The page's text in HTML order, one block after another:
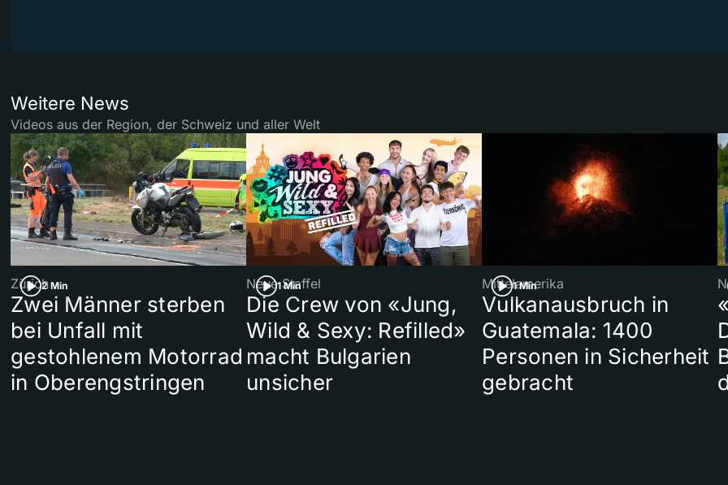
Weitere News
Videos aus der Region, der Schweiz und aller Welt
2 Min
Zürich
Zwei Männer sterben
bei Unfall mit
gestohlenem Motorrad
in Oberengstringen
1 Min
Neue Staffel
Die Crew von «Jung,
Wild & Sexy: Refilled»
macht Bulgarien
unsicher
1 Min
Mittelamerika
Vulkanausbruch in
Guatemala: 1400
Personen in Sicherheit
gebracht